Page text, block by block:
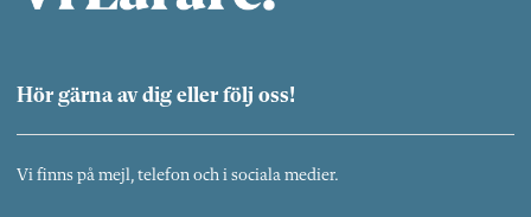
Hör gärna av dig eller följ oss!
Vi finns på mejl, telefon och i sociala medier.